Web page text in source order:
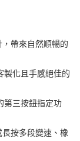
業銀行
行
行
業銀行
行
帶來自然順暢的
製化且手感絕佳的
第三按鈕指定功
按多段變速、橡